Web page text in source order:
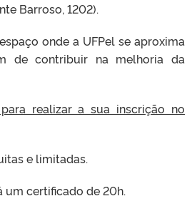
Barroso, 1202).
onde a UFPel se aproxima
de contribuir na melhoria da
realizar a sua inscrição no
e limitadas.
um certificado de 20h.